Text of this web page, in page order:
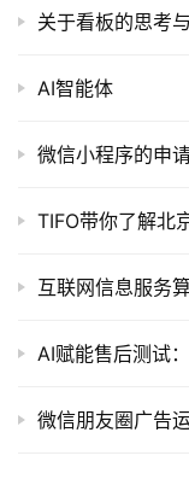
关于看板的思考
AI智能体
微信小程序的申
TIFO带你了解
互联网信息服务
AI赋能售后测试
微信朋友圈广告